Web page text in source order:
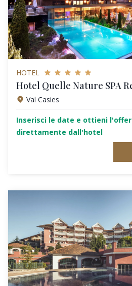
HOTEL
Hotel Quelle Nature SPA
Val Casies
Inserisci le date e ottieni
direttamente dall'hotel